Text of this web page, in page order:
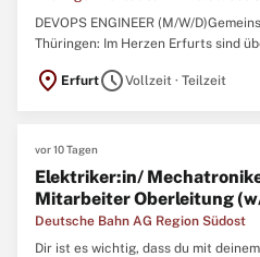
DEVOPS ENGINEER (M/W/
Thüringen: Im Herzen Erfurts sind
der Thüringer Aufbaubank. Ihre
ein: Wir bieten vielschichtige
location_on ErfurtscheduleVollzeit · Teilzeit
vor 10 Tagen
Elektriker:in/
Mitarbeiter Oberleitung
Deutsche Bahn AG Region Südost
Dir ist es wichtig, dass du mit